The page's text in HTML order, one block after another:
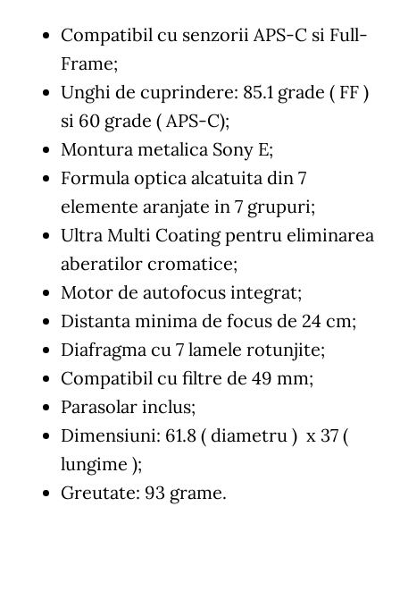
Compatibil cu senzorii APS-C si Full-
Frame;
Unghi de cuprindere: 85.1 grade ( FF )
si 60 grade ( APS-C);
Montura metalica Sony E;
Formula optica alcatuita din 7
elemente aranjate in 7 grupuri;
Ultra Multi Coating pentru eliminarea
aberatilor cromatice;
Motor de autofocus integrat;
Distanta minima de focus de 24 cm;
Diafragma cu 7 lamele rotunjite;
Compatibil cu filtre de 49 mm;
Parasolar inclus;
Dimensiuni: 61.8 ( diametru ) x 37 (
lungime );
Greutate: 93 grame.